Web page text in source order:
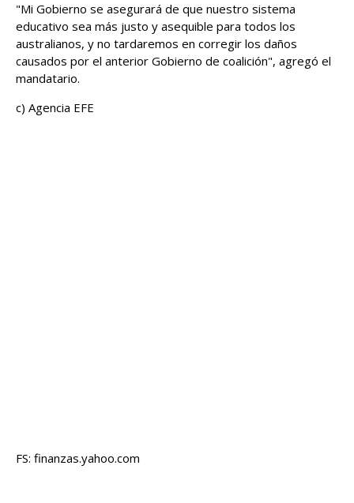
"Mi Gobierno se asegurará de que nuestro sistema
educativo sea más justo y asequible para todos los
australianos, y no tardaremos en corregir los daños
causados por el anterior Gobierno de coalición", agregó el
mandatario.
c) Agencia EFE
FS: finanzas.yahoo.com